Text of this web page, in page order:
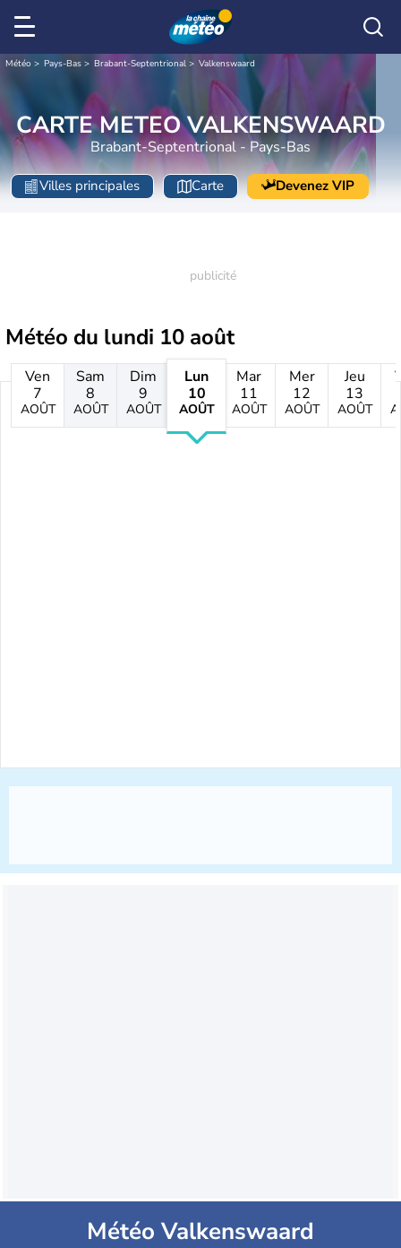
Météo Pays-Bas Brabant-Septentrional Valkenswaard
CARTE METEO VALKENSWAARD
Brabant-Septentrional - Pays-Bas
Villes principales Carte Devenez VIP
Météo du lundi 10 août
Ven
7
AOÛT
Sam
8
AOÛT
Dim
9
AOÛT
Lun
10
AOÛT
Mar
11
AOÛT
Mer
12
AOÛT
Jeu
13
AOÛT
Météo Valkenswaard